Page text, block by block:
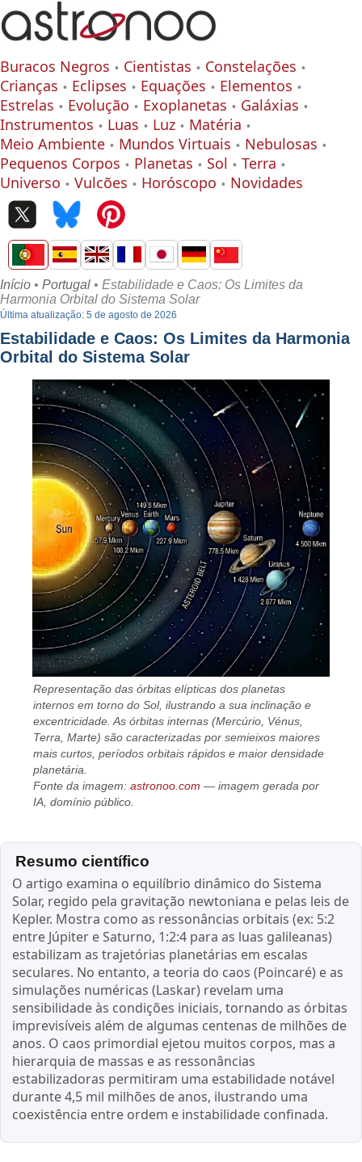
Buracos Negros Cientistas
Constelações
Crianças
Eclipses Equações
Elementos
Estrelas
Evolução Exoplanetas
Galáxias
Instrumentos
Luas Luz
Matéria
Meio Ambiente
Mundos Virtuais
Nebulosas
Pequenos Corpos
Planetas Sol
Terra
Universo
Vulcões Horóscopo Novidades
Início • Portugal • Estabilidade e Caos: Os Limites da
Harmonia Orbital do Sistema Solar
Última atualização: 5 de agosto de 2026
Estabilidade e Caos: Os Limites da Harmonia
Orbital do Sistema Solar
Representação das órbitas elípticas dos planetas
internos em torno do Sol, ilustrando a sua inclinação e
excentricidade. As órbitas internas (Mercúrio, Vénus,
Terra, Marte) são caracterizadas por semieixos maiores
mais curtos, períodos orbitais rápidos e maior densidade
planetária.
Fonte da imagem:astronoo.com — imagem gerada por
IA, domínio público.
Resumo científico
O artigo examina o equilíbrio dinâmico do Sistema
Solar, regido pela gravitação newtoniana e pelas leis de
Kepler. Mostra como as ressonâncias orbitais (ex: 5:2
entre Júpiter e Saturno, 1:2:4 para as luas galileanas)
estabilizam as trajetórias planetárias em escalas
seculares. No entanto, a teoria do caos (Poincaré) e as
simulações numéricas (Laskar) revelam uma
sensibilidade às condições iniciais, tornando as órbitas
imprevisíveis além de algumas centenas de milhões de
anos. O caos primordial ejetou muitos corpos, mas a
hierarquia de massas e as ressonâncias
estabilizadoras permitiram uma estabilidade notável
durante 4,5 mil milhões de anos, ilustrando uma
coexistência entre ordem e instabilidade confinada.